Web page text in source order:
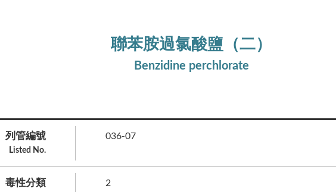
聯苯胺過氯酸鹽（二）
Benzidine perchlorate
列管編號
Listed No.
036-07
毒性分類 2